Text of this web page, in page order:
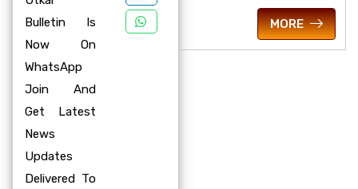
Bulletin Is
Now On
WhatsApp
Join And
Get Latest
News
Updates
Delivered To
MORE